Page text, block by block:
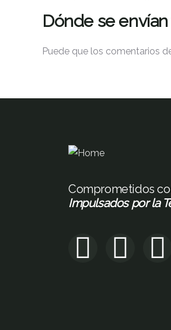
Dónde se
Puede que los comentarios
Comprometidos
Impulsados por la